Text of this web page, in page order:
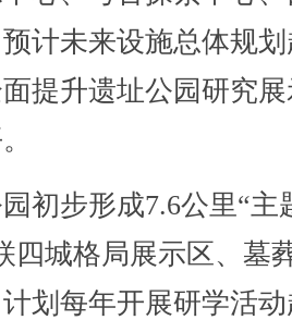
计未来设施总体规
提升遗址公园研究
步形成7.6公里“主
四城格局展示区、墓
划每年开展研学活